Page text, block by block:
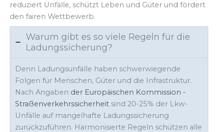
reduziert Unfälle, schützt Leben und Güter und fördert
den fairen Wettbewerb.
Warum gibt es so viele Regeln für die
Ladungssicherung?
Denn Ladungsunfälle haben schwerwiegende
Folgen für Menschen, Güter und die Infrastruktur.
Nach Angaben der Europäischen Kommission -
Straßenverkehrssicherheit sind 20-25% der Lkw-
Unfälle auf mangelhafte Ladungssicherung
zurückzuführen. Harmonisierte Regeln schützen alle